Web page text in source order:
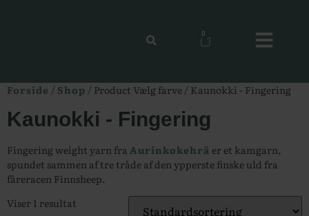
0
Forside / Shop / Product Vælg farve / Kaunokki - Fingering
Kaunokki - Fingering
Fingering weight yarn fra Aurinkokehrä er et kamgarn,
spundet sammen af tre tråde af den ypperste finske uld fra
fåreracen Finnsheep.
Viser 1 resultat